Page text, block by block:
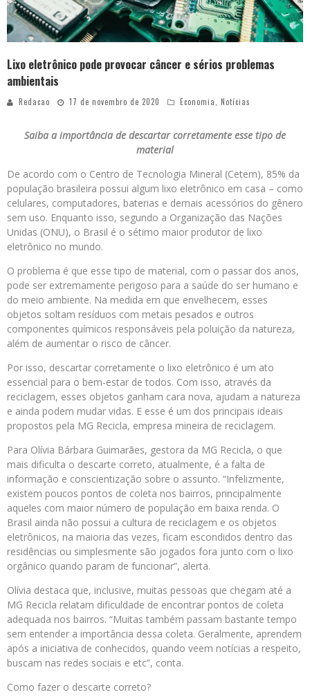
Lixo eletrônico pode provocar câncer e sérios problemas
ambientais
Redacao 17 de novembro de 2020 Economia Notícias
Saiba a importância de descartar corretamente esse tipo de
material
De acordo com o Centro de Tecnologia Mineral (Cetem), 85% da
população brasileira possui algum lixo eletrônico em casa – como
celulares, computadores, baterias e demais acessórios do gênero
sem uso. Enquanto isso, segundo a Organização das Nações
Unidas (ONU), o Brasil é o sétimo maior produtor de lixo
eletrônico no mundo.
O problema é que esse tipo de material, com o passar dos anos,
pode ser extremamente perigoso para a saúde do ser humano e
do meio ambiente. Na medida em que envelhecem, esses
objetos soltam resíduos com metais pesados e outros
componentes químicos responsáveis pela poluição da natureza,
além de aumentar o risco de câncer.
Por isso, descartar corretamente o lixo eletrônico é um ato
essencial para o bem-estar de todos. Com isso, através da
reciclagem, esses objetos ganham cara nova, ajudam a natureza
e ainda podem mudar vidas. E esse é um dos principais ideais
propostos pela MG Recicla, empresa mineira de reciclagem.
Para Olívia Bárbara Guimarães, gestora da MG Recicla, o que
mais dificulta o descarte correto, atualmente, é a falta de
informação e conscientização sobre o assunto. “Infelizmente,
existem poucos pontos de coleta nos bairros, principalmente
aqueles com maior número de população em baixa renda. O
Brasil ainda não possui a cultura de reciclagem e os objetos
eletrônicos, na maioria das vezes, ficam escondidos dentro das
residências ou simplesmente são jogados fora junto com o lixo
orgânico quando param de funcionar”, alerta.
Olívia destaca que, inclusive, muitas pessoas que chegam até a
MG Recicla relatam dificuldade de encontrar pontos de coleta
adequada nos bairros. “Muitas também passam bastante tempo
sem entender a importância dessa coleta. Geralmente, aprendem
após a iniciativa de conhecidos, quando veem notícias a respeito,
buscam nas redes sociais e etc”, conta.
Como fazer o descarte correto?